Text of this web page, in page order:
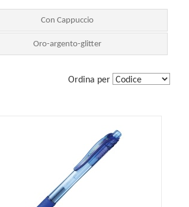
Con Cappuccio
Oro-argento-glitter
Ordina per